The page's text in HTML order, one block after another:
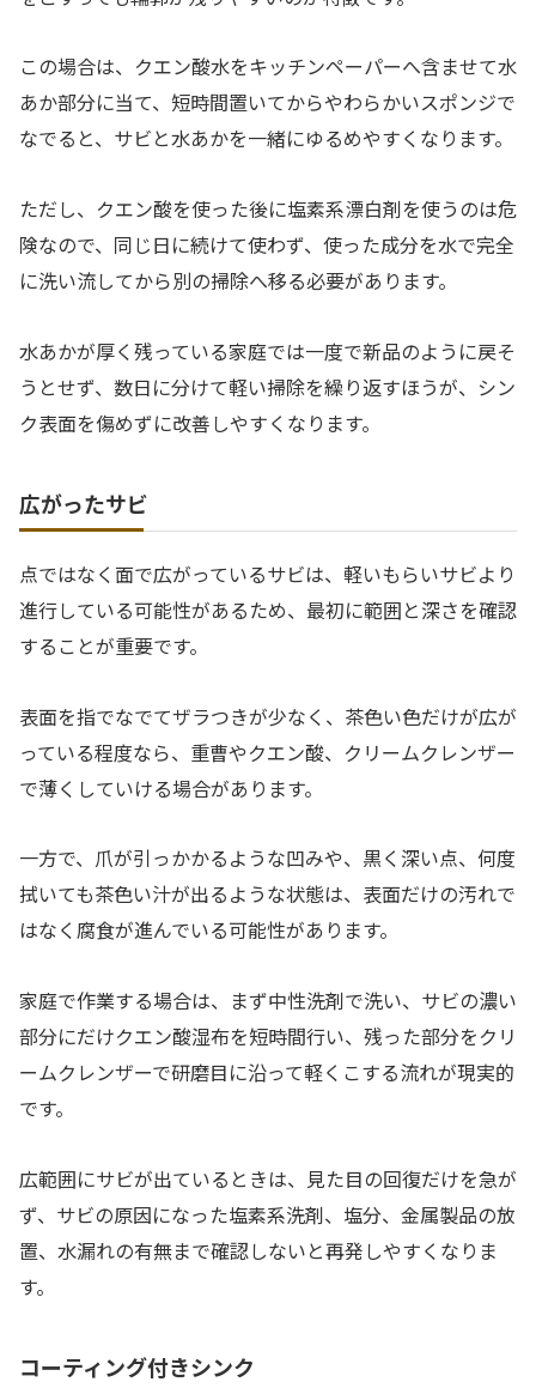
この場合は、クエン酸水をキッチンペーパーへ含ませて水
あか部分に当て、短時間置いてからやわらかいスポンジで
なでると、サビと水あかを一緒にゆるめやすくなります。
ただし、クエン酸を使った後に塩素系漂白剤を使うのは危
険なので、同じ日に続けて使わず、使った成分を水で完全
に洗い流してから別の掃除へ移る必要があります。
水あかが厚く残っている家庭では一度で新品のように戻そ
うとせず、数日に分けて軽い掃除を繰り返すほうが、シン
ク表面を傷めずに改善しやすくなります。
広がったサビ
点ではなく面で広がっているサビは、軽いもらいサビより
進行している可能性があるため、最初に範囲と深さを確認
することが重要です。
表面を指でなでてザラつきが少なく、茶色い色だけが広が
っている程度なら、重曹やクエン酸、クリームクレンザー
で薄くしていける場合があります。
一方で、爪が引っかかるような凹みや、黒く深い点、何度
拭いても茶色い汁が出るような状態は、表面だけの汚れで
はなく腐食が進んでいる可能性があります。
家庭で作業する場合は、まず中性洗剤で洗い、サビの濃い
部分にだけクエン酸湿布を短時間行い、残った部分をクリ
ームクレンザーで研磨目に沿って軽くこする流れが現実的
です。
広範囲にサビが出ているときは、見た目の回復だけを急が
ず、サビの原因になった塩素系洗剤、塩分、金属製品の放
置、水漏れの有無まで確認しないと再発しやすくなりま
す。
コーティング付きシンク